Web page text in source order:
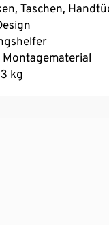
Taschen,
kg